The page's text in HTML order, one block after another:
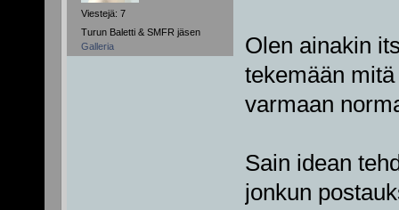
Viestejä: 7
Turun Baletti & SMFR jäsen
Galleria
Olen ainakin
tekemään
varmaan
Sain idean
jonkun